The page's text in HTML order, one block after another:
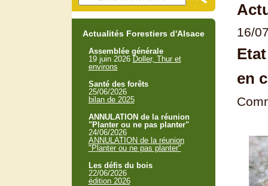
16/
en
Actualités Forestiers d'Alsace
Assemblée générale
19 juin 2026 Doller, Thur et
environs
Santé des forêts
25/06/2026
bilan de 2025
ANNULATION de la réunion
"Planter ou ne pas planter"
24/06/2026
ANNULATION de la réunion
"Planter ou ne pas planter"
Les défis du bois
22/06/2026
édition 2026